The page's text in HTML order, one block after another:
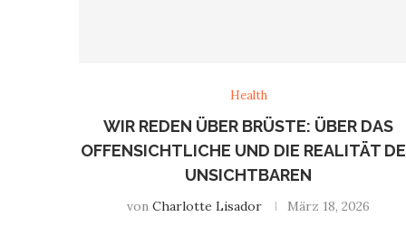
Health
WIR REDEN ÜBER BRÜSTE: ÜBER DAS
OFFENSICHTLICHE UND DIE REALITÄT
UNSICHTBAREN
vonCharlotte Lisador März 18, 2026